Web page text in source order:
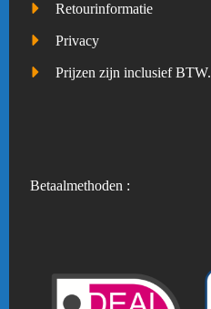
Retourinformatie
Privacy
Prijzen zijn inclusief BTW.
Betaalmethoden :